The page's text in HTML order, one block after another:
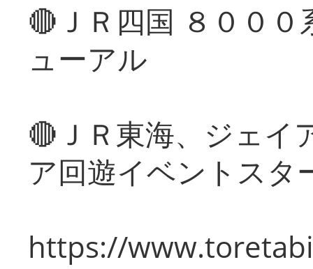
🔴ＪＲ四国 ８００
ューアル
🔴ＪＲ東海、ジェイ
ア回遊イベントスタ
https://